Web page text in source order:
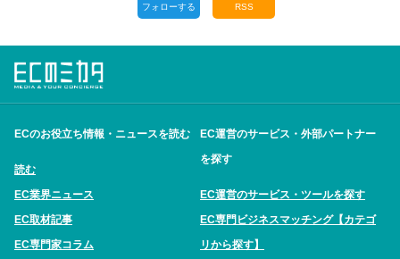
フォローする RSS
ECのお役立ち情報・ニュースを読む
読む
EC業界ニュース
EC取材記事
EC専門家コラム
EC運営のサービス・外部パートナー
を探す
EC運営のサービス・ツールを探す
EC専門ビジネスマッチング【カテゴ
リから探す】